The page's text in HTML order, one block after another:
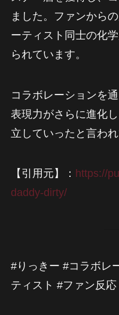
ました。ファンから
ーティスト同士の化
られています。
コラボレーションを
表現力がさらに進化
立していったと言われ
【引用元】： https://
daddy-dirty/
#りっきー #コラボレ
ティスト #ファン反応